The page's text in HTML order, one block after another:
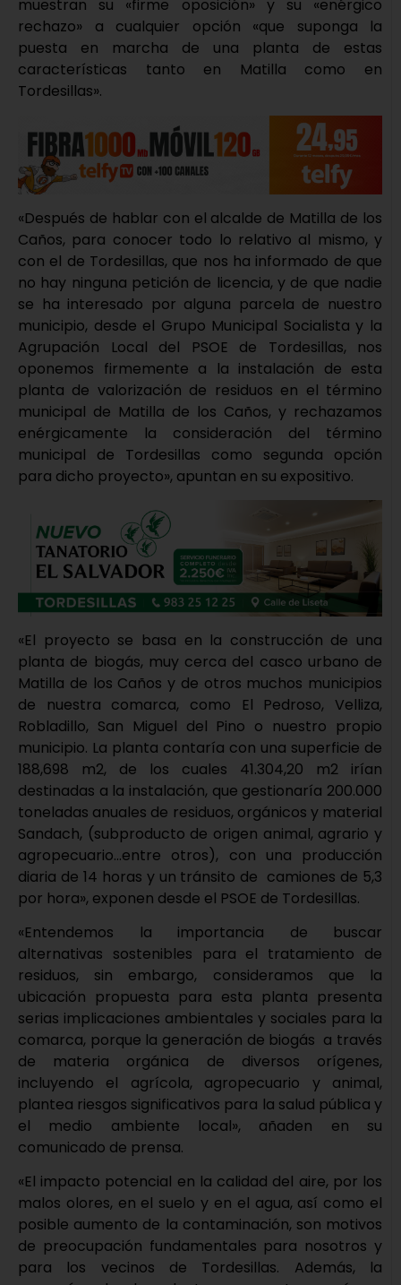
muestran su «firme oposición» y su «enérgico
rechazo» a cualquier opción «que suponga la
puesta en marcha de una planta de estas
características tanto en Matilla como en
Tordesillas».
«Después de hablar con el alcalde de Matilla de los
Caños, para conocer todo lo relativo al mismo, y
con el de Tordesillas, que nos ha informado de que
no hay ninguna petición de licencia, y de que nadie
se ha interesado por alguna parcela de nuestro
municipio, desde el Grupo Municipal Socialista y la
Agrupación Local del PSOE de Tordesillas, nos
oponemos firmemente a la instalación de esta
planta de valorización de residuos en el término
municipal de Matilla de los Caños, y rechazamos
enérgicamente la consideración del término
municipal de Tordesillas como segunda opción
para dicho proyecto», apuntan en su expositivo.
«El proyecto se basa en la construcción de una
planta de biogás, muy cerca del casco urbano de
Matilla de los Caños y de otros muchos municipios
de nuestra comarca, como El Pedroso, Velliza,
Robladillo, San Miguel del Pino o nuestro propio
municipio. La planta contaría con una superficie de
188,698 m2, de los cuales 41.304,20 m2 irían
destinadas a la instalación, que gestionaría 200.000
toneladas anuales de residuos, orgánicos y material
Sandach, (subproducto de origen animal, agrario y
agropecuario…entre otros), con una producción
diaria de 14 horas y un tránsito de camiones de 5,3
por hora», exponen desde el PSOE de Tordesillas.
«Entendemos la importancia de buscar
alternativas sostenibles para el tratamiento de
residuos, sin embargo, consideramos que la
ubicación propuesta para esta planta presenta
serias implicaciones ambientales y sociales para la
comarca, porque la generación de biogás a través
de materia orgánica de diversos orígenes,
incluyendo el agrícola, agropecuario y animal,
plantea riesgos significativos para la salud pública y
el medio ambiente local», añaden en su
comunicado de prensa.
«El impacto potencial en la calidad del aire, por los
malos olores, en el suelo y en el agua, así como el
posible aumento de la contaminación, son motivos
de preocupación fundamentales para nosotros y
para los vecinos de Tordesillas. Además, la